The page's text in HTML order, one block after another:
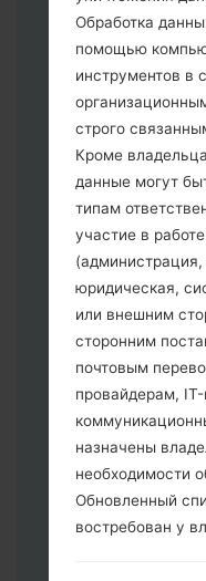
Скачайте на
Далее
прошивки.
Вам
прошивки
файл
прошивки:
AP: "System
CP: "Modem
CSC _ ***:
Operator"
Обработка
помощью
инструментов в
строго
Кроме
данные могут
типам
участие в
юридическая,
или внешним
сторонним
почтовым
провайдерам,
назначены
необходимости
Обновленный
востребован у